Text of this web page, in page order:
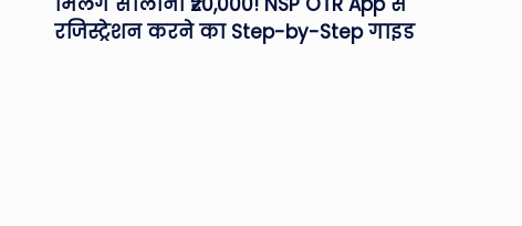
रजिस्ट्रेशन करने का Step-by-Step गाइड